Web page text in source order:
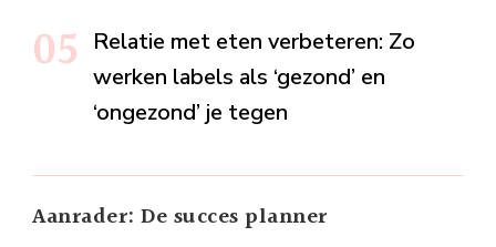
Relatie met eten verbeteren: Zo
werken labels als ‘gezond’ en
‘ongezond’ je tegen
Aanrader: De succes planner